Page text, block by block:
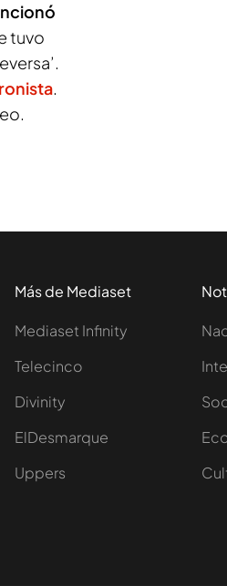
tuvo
.
Más de Mediaset
Mediaset Infinity
Telecinco
Divinity
ElDesmarque
Uppers